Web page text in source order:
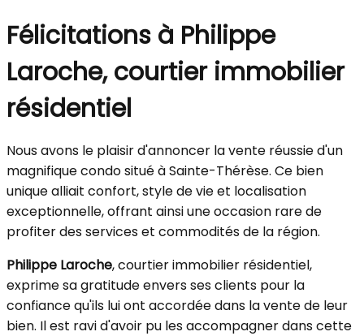
Félicitations à Philippe
Laroche, courtier immobilier
résidentiel
Nous avons le plaisir d'annoncer la vente réussie d'un
magnifique condo situé à Sainte-Thérèse. Ce bien
unique alliait confort, style de vie et localisation
exceptionnelle, offrant ainsi une occasion rare de
profiter des services et commodités de la région.
Philippe Laroche, courtier immobilier résidentiel,
exprime sa gratitude envers ses clients pour la
confiance qu'ils lui ont accordée dans la vente de leur
bien. Il est ravi d'avoir pu les accompagner dans cette